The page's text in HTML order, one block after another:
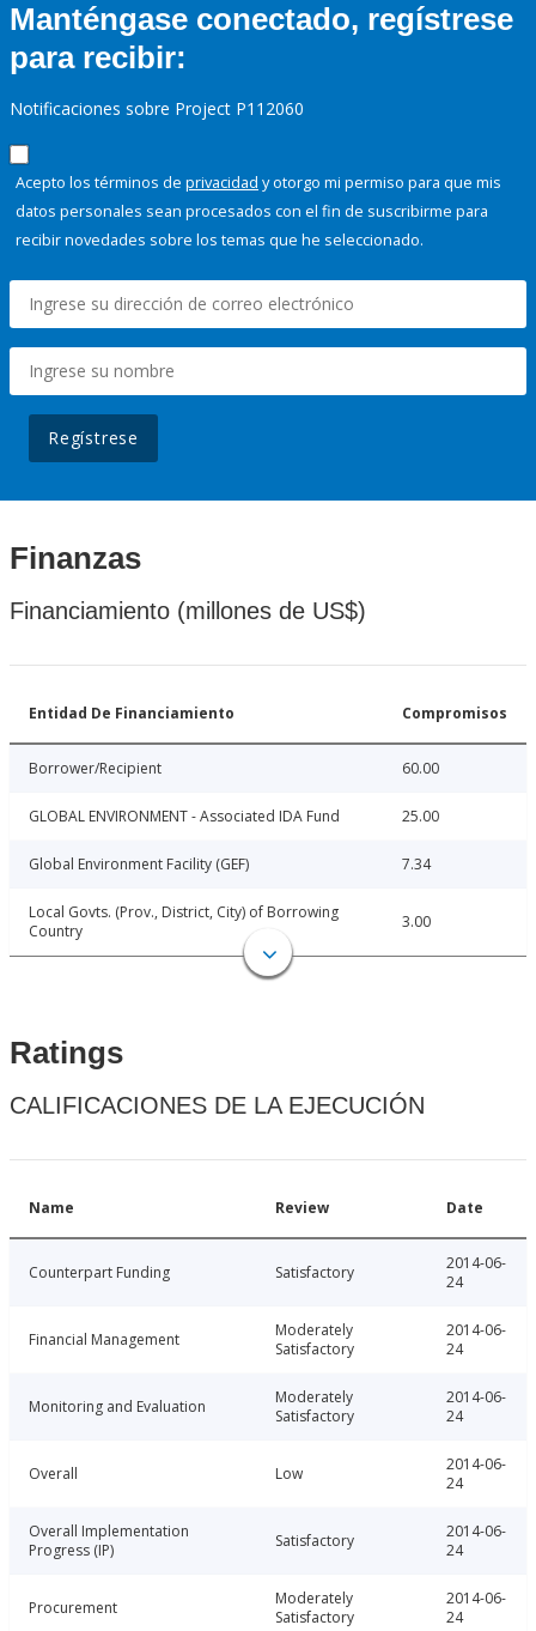
Manténgase conectado, regístrese
para recibir:
Notificaciones sobre Project P112060
Acepto los términos de privacidad y otorgo mi permiso para que mis
datos personales sean procesados con el fin de suscribirme para
recibir novedades sobre los temas que he seleccionado.
Regístrese
Finanzas
Financiamiento (millones de US$)
Entidad De Financiamiento Compromisos
Borrower/Recipient 60.00
GLOBAL ENVIRONMENT - Associated IDA Fund 25.00
Global Environment Facility (GEF) 7.34
Local Govts. (Prov., District, City) of Borrowing
Country
3.00
Ratings
CALIFICACIONES DE LA EJECUCIÓN
Name Review Date
Counterpart Funding Satisfactory
2014-06-
24
Financial Management
Moderately
Satisfactory
2014-06-
24
Monitoring and Evaluation
Moderately
Satisfactory
2014-06-
24
Overall Low
2014-06-
24
Overall Implementation
Progress (IP)
Satisfactory
2014-06-
24
Procurement
Moderately
Satisfactory
2014-06-
24